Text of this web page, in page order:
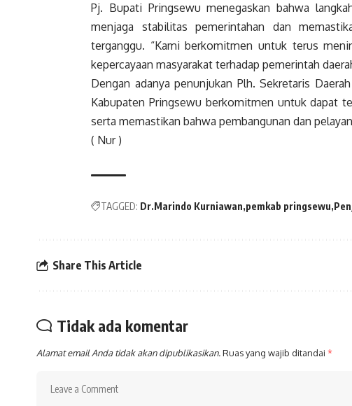
Pj. Bupati Pringsewu menegaskan bahwa
menjaga stabilitas pemerintahan dan
terganggu. “Kami berkomitmen untuk terus
kepercayaan masyarakat terhadap pemerintah
Dengan adanya penunjukan Plh. Sekretaris
Kabupaten Pringsewu berkomitmen untuk dapat
serta memastikan bahwa pembangunan dan
( Nur )
TAGGED: Dr.Marindo Kurniawan pemkab pringsewu
Share This Article
Tidak ada komentar
Alamat email Anda tidak akan dipublikasikan.Ruas yang wajib ditandai *